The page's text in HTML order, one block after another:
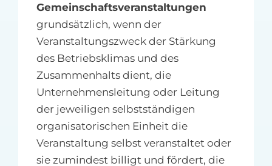
Gemeinschaftsveranstaltungen
grundsätzlich, wenn der
Veranstaltungszweck der Stärkung
des Betriebsklimas und des
Zusammenhalts dient, die
Unternehmensleitung oder Leitung
der jeweiligen selbstständigen
organisatorischen Einheit die
Veranstaltung selbst veranstaltet oder
sie zumindest billigt und fördert, die